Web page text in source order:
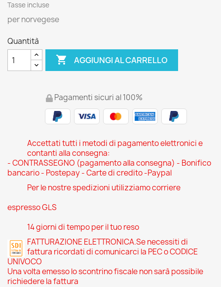
Tasse incluse
per norvegese
Quantità
 AGGIUNGI AL CARRELLO
Pagamenti sicuri al 100%
Accettati tutti i metodi di pagamento elettronici e
contanti alla consegna:
- CONTRASSEGNO (pagamento alla consegna) - Bonifico
bancario - Postepay - Carte di credito -Paypal
Per le nostre spedizioni utilizziamo corriere
espresso GLS
14 giorni di tempo per il tuo reso
FATTURAZIONE ELETTRONICA.Se necessiti di
fattura ricordati di comunicarci la PEC o CODICE
UNIVOCO
Una volta emesso lo scontrino fiscale non sarà possibile
richiedere la fattura